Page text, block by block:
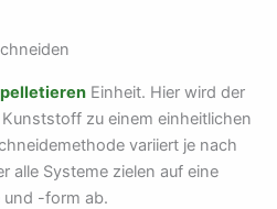
pelletieren Einheit. Hier wird der
zu einem einheitlichen
variiert je nach
alle Systeme zielen auf eine
und -form ab.